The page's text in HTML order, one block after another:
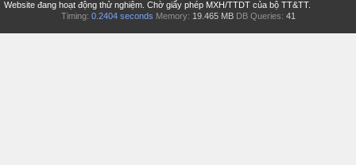
Website đang hoạt động thử nghiệm. Chờ giấy phép MXH/TTDT của bộ TT&TT.
Timing: 0.2404 seconds Memory: 19.465 MB DB Queries: 41